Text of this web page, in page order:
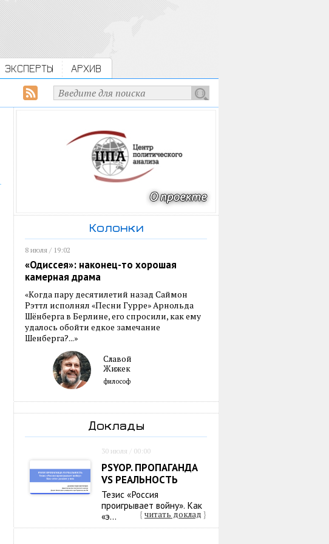
ЭКСПЕРТЫ АРХИВ
Колонки
8 июля / 19:02
«Одиссея»: наконец-то хорошая
камерная драма
«Когда пару десятилетий назад Саймон
Рэттл исполнял «Песни Гурре» Арнольда
Шёнберга в Берлине, его спросили, как ему
удалось обойти едкое замечание
Шенберга?...»
Славой
Жижек
философ
Доклады
30 июля / 00:00
PSYOP. ПРОПАГАНДА
VS РЕАЛЬНОСТЬ
Тезис «Россия
проигрывает войну». Как
«э...
{ читать доклад }